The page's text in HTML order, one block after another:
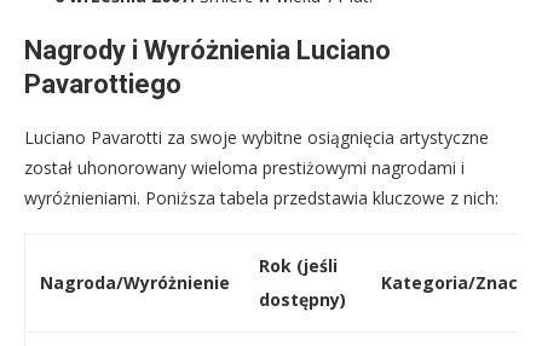
Nagrody i Wyróżnienia Luciano
Pavarottiego
Luciano Pavarotti za swoje wybitne osiągnięcia artystyczne
został uhonorowany wieloma prestiżowymi nagrodami i
wyróżnieniami. Poniższa tabela przedstawia kluczowe z nich:
Nagroda/Wyróżnienie
Rok (jeśli
dostępny)
Kategoria/